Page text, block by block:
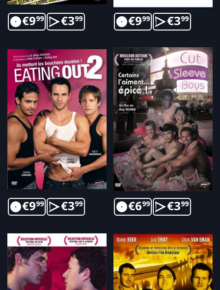
€999 €399 €999 €399
€999 €399 €699 €399